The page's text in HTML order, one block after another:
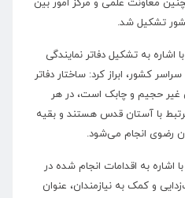
معاونت علمی و مرکز امور بین
تشکیل شد.
به تشکیل دفاتر نمایندگی
کشور، ابراز کرد: ساختار دفاتر
غیر حجیم و چابک است، در هر
با آستان قدس هستند و بقیه
رضوی انجام می‌شود.
اشاره به اقدامات انجام شده در
و کمک به نیازمندان، عنوان